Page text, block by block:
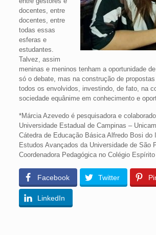
docentes, entre
docentes, entre
todas essas
esferas e
estudantes.
Talvez, assim
meninas e meninos tenham a oportunidade
só o debate, mas na construção de
todos os envolvidos, investindo, de fato, na
sociedade equânime em conhecimento e
*Márcia Azevedo é pesquisadora e
Universidade Estadual de Campinas –
Cátedra de Educação Básica Alfredo Bosi do
Estudos Avançados da Universidade de São
Coordenadora Pedagógica no Colégio Espírito
Facebook Twitter
LinkedIn